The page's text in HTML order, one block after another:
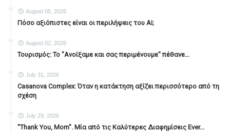
August 05, 2026
Πόσο αξιόπιστες είναι οι περιλήψεις του ΑΙ;
August 02, 2026
Τουρισμός: Το "Ανοίξαμε και σας περιμένουμε" πέθανε...
July 31, 2026
Casanova Complex: Όταν η κατάκτηση αξίζει περισσότερο από τη
σχέση
July 29, 2026
"Thank You, Mοm". Μία από τις Καλύτερες Διαφημίσεις Ever...